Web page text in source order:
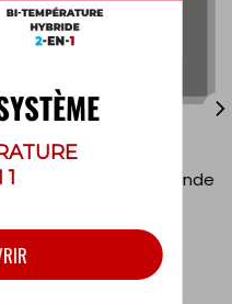
Pan complète, profonde
Code: P50-42002